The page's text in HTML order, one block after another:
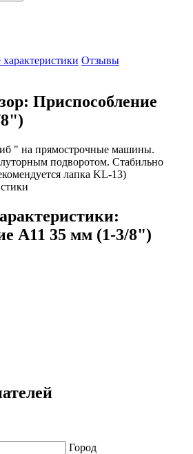
Отзывы
Приспособление
" на прямострочные машины.
подворотом. Стабильно
лапка KL-13)
A11 35 мм (1-3/8")
Город